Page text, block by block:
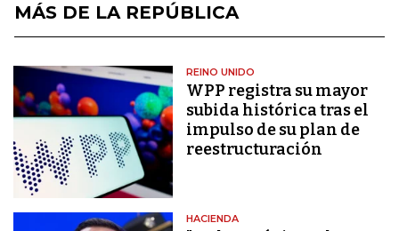
MÁS DE LA REPÚBLICA
REINO UNIDO
WPP registra su mayor
subida histórica tras el
impulso de su plan de
reestructuración
HACIENDA